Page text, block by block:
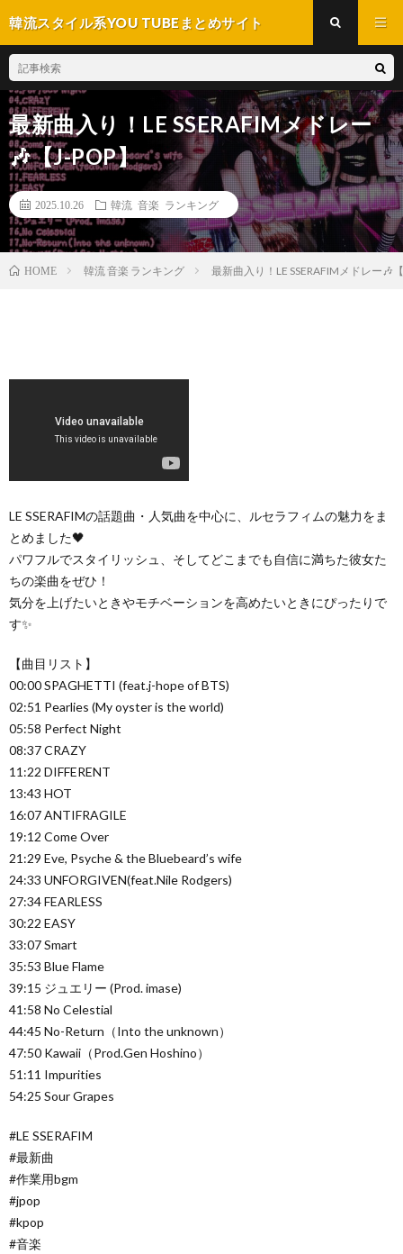
韓流スタイル系YOU TUBEまとめサイト
最新曲入り！LE SSERAFIMメドレー
🎶【J-POP】
2025.10.26 韓流 音楽 ランキング
HOME 韓流 音楽 ランキング 最新曲入り！LE SSERAFIMメドレー🎶
LE SSERAFIMの話題曲・人気曲を中心に、ルセラフィムの魅力をま
とめました🖤
パワフルでスタイリッシュ、そしてどこまでも自信に満ちた彼女た
ちの楽曲をぜひ！
気分を上げたいときやモチベーションを高めたいときにぴったりで
す✨
【曲目リスト】
00:00 SPAGHETTI (feat.j-hope of BTS)
02:51 Pearlies (My oyster is the world)
05:58 Perfect Night
08:37 CRAZY
11:22 DIFFERENT
13:43 HOT
16:07 ANTIFRAGILE
19:12 Come Over
21:29 Eve, Psyche & the Bluebeard’s wife
24:33 UNFORGIVEN(feat.Nile Rodgers)
27:34 FEARLESS
30:22 EASY
33:07 Smart
35:53 Blue Flame
39:15 ジュエリー (Prod. imase)
41:58 No Celestial
44:45 No-Return（Into the unknown）
47:50 Kawaii（Prod.Gen Hoshino）
51:11 Impurities
54:25 Sour Grapes
#LE SSERAFIM
#最新曲
#作業用bgm
#jpop
#kpop
#音楽